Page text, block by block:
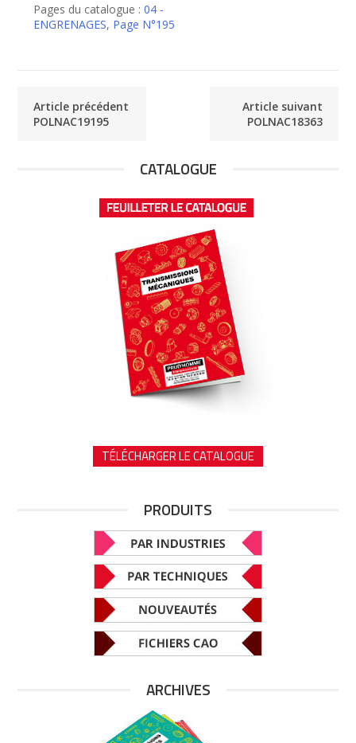
Pages du catalogue :04 -
ENGRENAGES, Page N°195
Article précédent
POLNAC19195
Article suivant
POLNAC18363
CATALOGUE
TÉLÉCHARGER LE CATALOGUE
PRODUITS
ARCHIVES